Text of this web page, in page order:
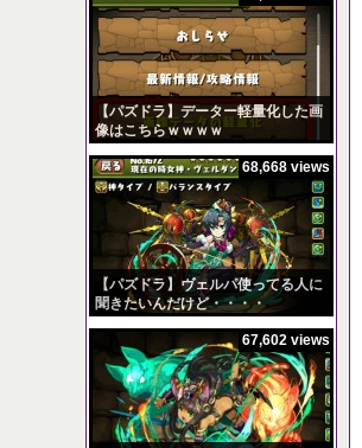
【パズドラ】データー軽量化した画
像はこちらｗｗｗｗ
【パズドラ】ヴェルパ使ってる人に
聞きたいんだけど・・・・
68,668 views
67,602 views